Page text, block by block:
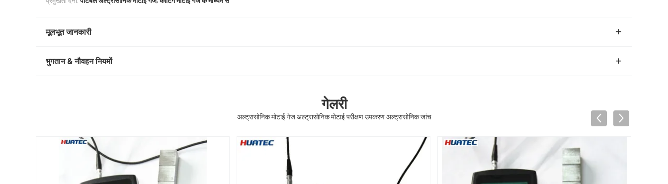
मूलभूत जानकारी
भुगतान & नौवहन नियमों
गेलरी
अल्ट्रासोनिक मोटाई गेज अल्ट्रासोनिक मोटाई परीक्षण उपकरण अल्ट्रासोनिक जांच